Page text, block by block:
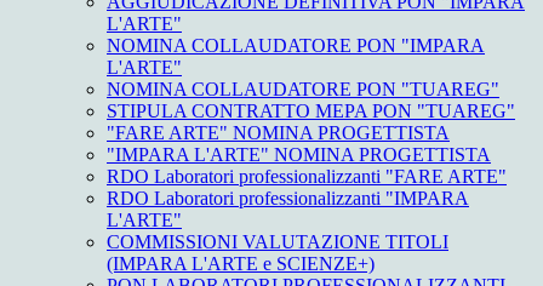
L'ARTE"
NOMINA COLLAUDATORE PON "IMPARA
L'ARTE"
NOMINA COLLAUDATORE PON "TUAREG"
STIPULA CONTRATTO MEPA PON "TUAREG"
"FARE ARTE" NOMINA PROGETTISTA
"IMPARA L'ARTE" NOMINA PROGETTISTA
RDO Laboratori professionalizzanti "FARE ARTE"
RDO Laboratori professionalizzanti "IMPARA
L'ARTE"
COMMISSIONI VALUTAZIONE TITOLI
(IMPARA L'ARTE e SCIENZE+)